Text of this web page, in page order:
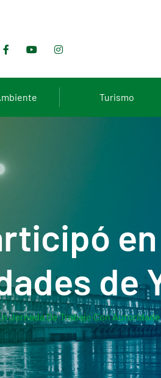
Turismo
de
Jornada De Trabajo Con